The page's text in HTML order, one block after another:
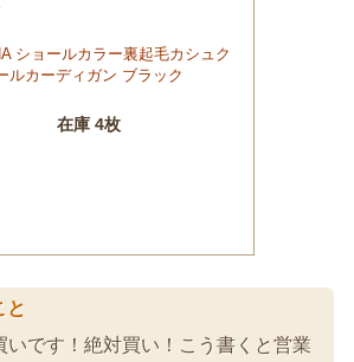
と
いです！絶対買い！こう書くと営業